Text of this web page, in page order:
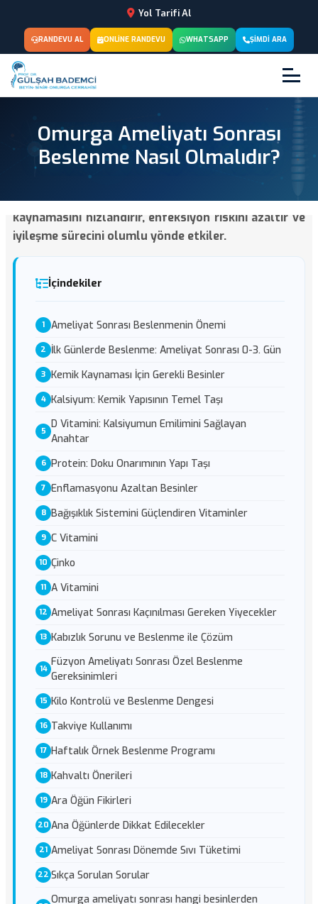
Yol Tarifi Al
RANDEVU AL ONLINE RANDEVU WHATSAPP ŞIMDI ARA
Omurga Ameliyatı Sonrası
Beslenme Nasıl Olmalıdır?
Omurga ameliyatı sonrası doğru beslenme, kemik
kaynamasını hızlandırır, enfeksiyon riskini azaltır ve
iyileşme sürecini olumlu yönde etkiler.
İçindekiler
Ameliyat Sonrası Beslenmenin Önemi
İlk Günlerde Beslenme: Ameliyat Sonrası 0-3. Gün
Kemik Kaynaması İçin Gerekli Besinler
Kalsiyum: Kemik Yapısının Temel Taşı
D Vitamini: Kalsiyumun Emilimini Sağlayan
Anahtar
Protein: Doku Onarımının Yapı Taşı
Enflamasyonu Azaltan Besinler
Bağışıklık Sistemini Güçlendiren Vitaminler
C Vitamini
Çinko
A Vitamini
Ameliyat Sonrası Kaçınılması Gereken Yiyecekler
Kabızlık Sorunu ve Beslenme ile Çözüm
Füzyon Ameliyatı Sonrası Özel Beslenme
Gereksinimleri
Kilo Kontrolü ve Beslenme Dengesi
Takviye Kullanımı
Haftalık Örnek Beslenme Programı
Kahvaltı Önerileri
Ara Öğün Fikirleri
Ana Öğünlerde Dikkat Edilecekler
Ameliyat Sonrası Dönemde Sıvı Tüketimi
Sıkça Sorulan Sorular
Omurga ameliyatı sonrası hangi besinlerden